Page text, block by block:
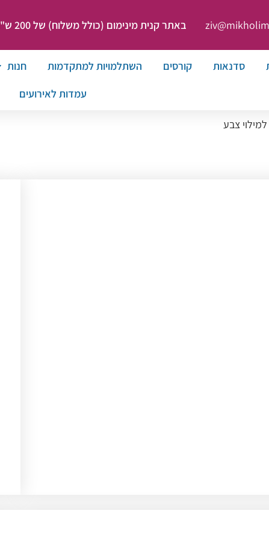
באתר קנית מינימום (כולל משלוח) של 200 ש"ח
סדנאות קורסים השתלמויות למתקדמות חנות
עמדות לאירועים